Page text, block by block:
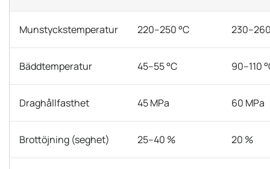
Munstyckstemperatur 220–250 °C
Bäddtemperatur 45–55 °C 90–110
Draghållfasthet 45 MPa 60 MPa
Brottöjning (seghet) 25–40 % 20 %